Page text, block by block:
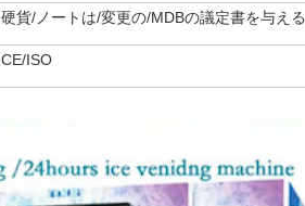
硬貨/ノートは/変更の/MDBの議定書を与える
CE/ISO